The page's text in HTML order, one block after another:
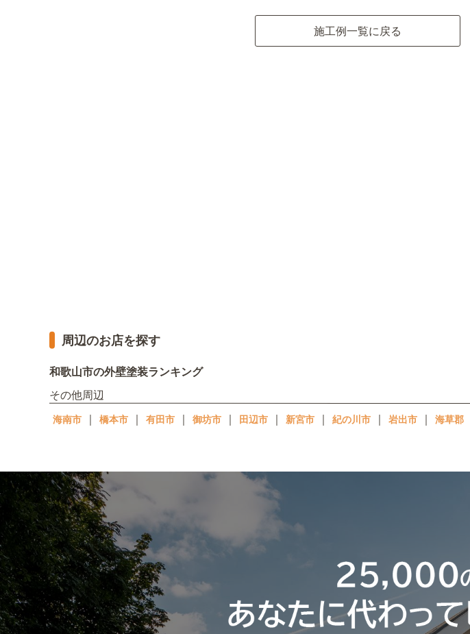
施工例一覧に戻る
周辺のお店を探す
和歌山市の外壁塗装ランキング
その他周辺
海南市 ｜ 橋本市 ｜ 有田市 ｜ 御坊市 ｜ 田辺市 ｜ 新宮市 ｜ 紀の川市 ｜ 岩出市 ｜ 海草郡